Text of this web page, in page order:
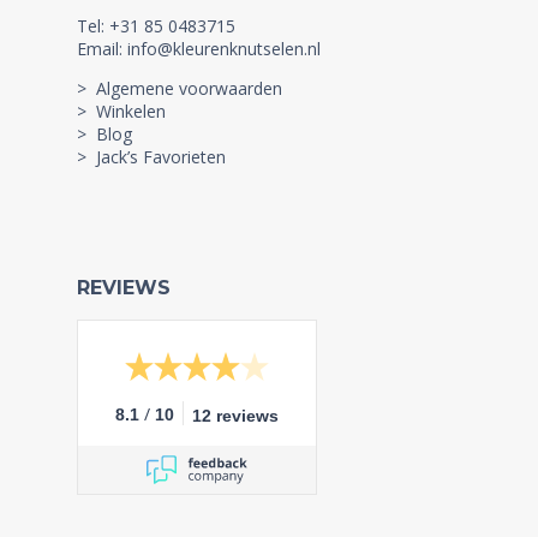
Tel: +31 85 0483715
Email: info@kleurenknutselen.nl
> Algemene voorwaarden
> Winkelen
> Blog
> Jack’s Favorieten
REVIEWS
8.1 / 10 12 reviews